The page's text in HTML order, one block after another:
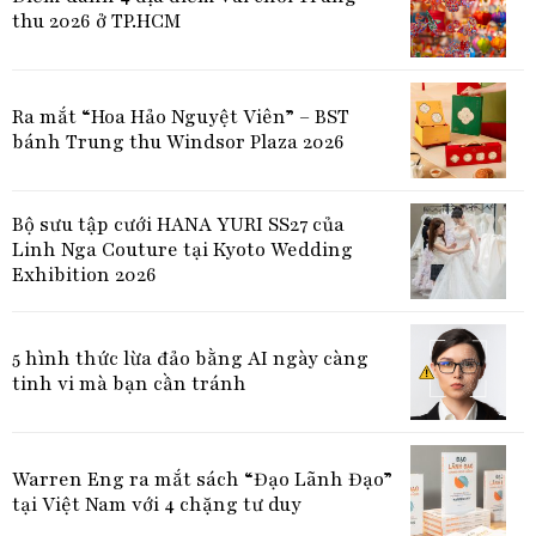
thu 2026 ở TP.HCM
Ra mắt “Hoa Hảo Nguyệt Viên” – BST
bánh Trung thu Windsor Plaza 2026
Bộ sưu tập cưới HANA YURI SS27 của
Linh Nga Couture tại Kyoto Wedding
Exhibition 2026
5 hình thức lừa đảo bằng AI ngày càng
tinh vi mà bạn cần tránh
Warren Eng ra mắt sách “Đạo Lãnh Đạo”
tại Việt Nam với 4 chặng tư duy